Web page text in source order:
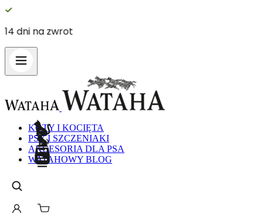
14 dni na
KOTY I KOCIĘTA
PSY I SZCZENIAKI
AKCESORIA DLA PSA
WATAHOWY BLOG